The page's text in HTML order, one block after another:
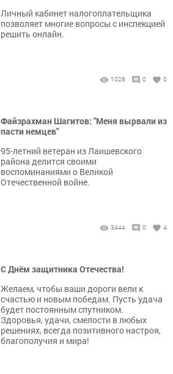
Личный кабинет налогоплательщика
позволяет многие вопросы с инспекцией
решить онлайн.
1028 0 0
Файзрахман Шагитов: "Меня вырвали из
пасти немцев"
95-летний ветеран из Лаишевского
района делится своими
воспоминаниями о Великой
Отечественной войне.
3444 0 4
С Днём защитника Отечества!
Желаем, чтобы ваши дороги вели к
счастью и новым победам. Пусть удача
будет постоянным спутником.
Здоровья, удачи, смелости в любых
решениях, всегда позитивного настроя,
благополучия и мира!